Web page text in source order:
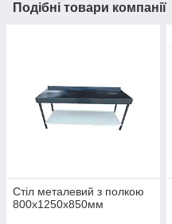
Подібні товари компанії
Стіл металевий з полкою
800х1250х850мм